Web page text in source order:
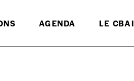
AGENDA LE CBAI